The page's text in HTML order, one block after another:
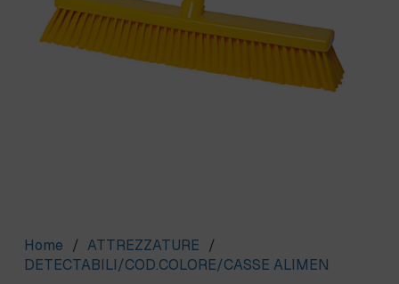
Home / ATTREZZATURE /
DETECTABILI/COD.COLORE/CASSE ALIMEN